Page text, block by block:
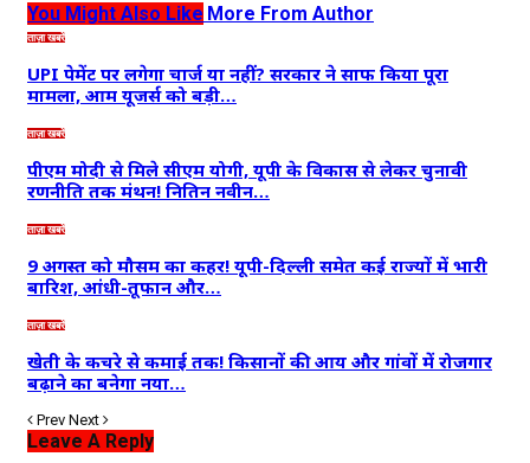
You Might Also Like More From Author
ताज़ा खबरें
UPI पेमेंट पर लगेगा चार्ज या नहीं? सरकार ने साफ किया पूरा
मामला, आम यूजर्स को बड़ी…
ताज़ा खबरें
पीएम मोदी से मिले सीएम योगी, यूपी के विकास से लेकर चुनावी
रणनीति तक मंथन! नितिन नवीन…
ताज़ा खबरें
9 अगस्त को मौसम का कहर! यूपी-दिल्ली समेत कई राज्यों में भारी
बारिश, आंधी-तूफान और…
ताज़ा खबरें
खेती के कचरे से कमाई तक! किसानों की आय और गांवों में रोजगार
बढ़ाने का बनेगा नया…
Prev Next
Leave A Reply